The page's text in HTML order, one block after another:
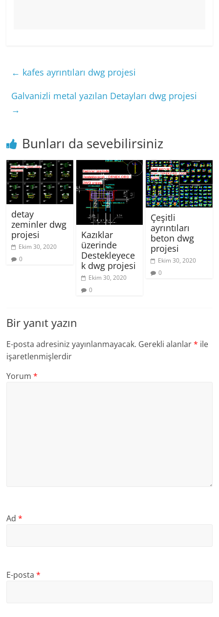
← kafes ayrıntıları dwg projesi
Galvanizli metal yazılan Detayları dwg projesi
→
Bunları da sevebilirsiniz
detay
zeminler dwg
projesi
Ekim 30, 2020
0
Kazıklar
üzerinde
Destekleyece
k dwg projesi
Ekim 30, 2020
0
Çeşitli
ayrıntıları
beton dwg
projesi
Ekim 30, 2020
0
Bir yanıt yazın
E-posta adresiniz yayınlanmayacak. Gerekli alanlar* ile
işaretlenmişlerdir
Yorum*
Ad*
E-posta*